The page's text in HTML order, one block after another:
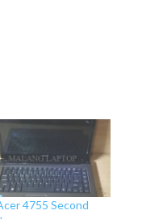
4755 Second